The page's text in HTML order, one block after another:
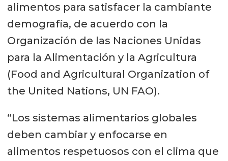
alimentos para satisfacer la cambiante
demografía, de acuerdo con la
Organización de las Naciones Unidas
para la Alimentación y la Agricultura
(Food and Agricultural Organization of
the United Nations, UN FAO).
“Los sistemas alimentarios globales
deben cambiar y enfocarse en
alimentos respetuosos con el clima que